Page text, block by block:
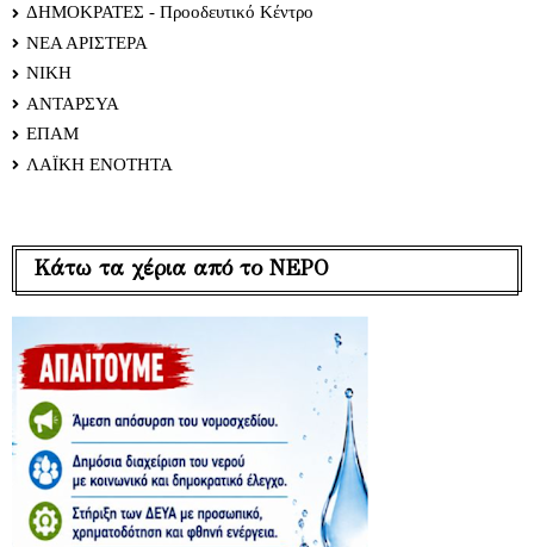
ΔΗΜΟΚΡΑΤΕΣ - Προοδευτικό Κέντρο
ΝΕΑ ΑΡΙΣΤΕΡΑ
ΝΙΚΗ
ΑΝΤΑΡΣΥΑ
ΕΠΑΜ
ΛΑΪΚΗ ΕΝΟΤΗΤΑ
Κάτω τα χέρια από το ΝΕΡΟ